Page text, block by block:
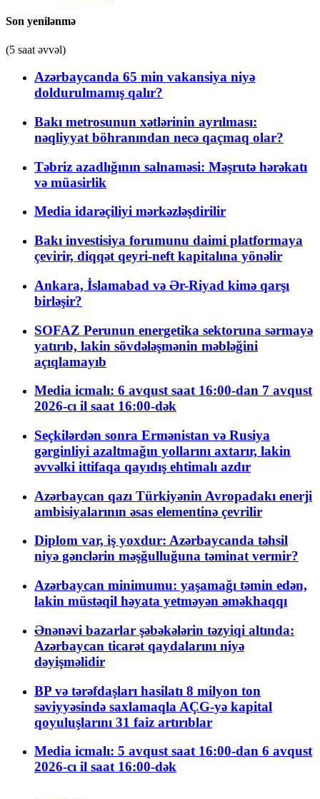
Son yenilənmə
(5 saat əvvəl)
Azərbaycanda 65 min vakansiya niyə
doldurulmamış qalır?
Bakı metrosunun xətlərinin ayrılması:
nəqliyyat böhranından necə qaçmaq olar?
Təbriz azadlığının salnaməsi: Məşrutə hərəkatı
və müasirlik
Media idarəçiliyi mərkəzləşdirilir
Bakı investisiya forumunu daimi platformaya
çevirir, diqqət qeyri-neft kapitalına yönəlir
Ankara, İslamabad və Ər-Riyad kimə qarşı
birləşir?
SOFAZ Perunun energetika sektoruna sərmayə
yatırıb, lakin sövdələşmənin məbləğini
açıqlamayıb
Media icmalı: 6 avqust saat 16:00-dan 7 avqust
2026-cı il saat 16:00-dək
Seçkilərdən sonra Ermənistan və Rusiya
gərginliyi azaltmağın yollarını axtarır, lakin
əvvəlki ittifaqa qayıdış ehtimalı azdır
Azərbaycan qazı Türkiyənin Avropadakı enerji
ambisiyalarının əsas elementinə çevrilir
Diplom var, iş yoxdur: Azərbaycanda təhsil
niyə gənclərin məşğulluğuna təminat vermir?
Azərbaycan minimumu: yaşamağı təmin edən,
lakin müstəqil həyata yetməyən əməkhaqqı
Ənənəvi bazarlar şəbəkələrin təzyiqi altında:
Azərbaycan ticarət qaydalarını niyə
dəyişməlidir
BP və tərəfdaşları hasilatı 8 milyon ton
səviyyəsində saxlamaqla AÇG-yə kapital
qoyuluşlarını 31 faiz artırıblar
Media icmalı: 5 avqust saat 16:00-dan 6 avqust
2026-cı il saat 16:00-dək